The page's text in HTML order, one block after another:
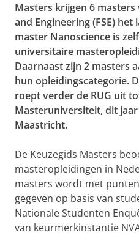
Masters krijgen 6 masters
and Engineering (FSE)
master Nanoscience is
universitaire
Daarnaast zijn 2 masters
hun opleidingscategorie.
roept verder de RUG uit
Masteruniversiteit, dit
Maastricht.
De Keuzegids Masters
masteropleidingen in
masters wordt met
gegeven op basis van
Nationale Studenten
van keurmerkinstantie